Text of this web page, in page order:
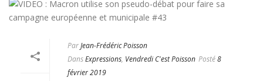
ParJean-Frédéric Poisson
DansExpressions, Vendredi C'est Poisson Posté8
février 2019